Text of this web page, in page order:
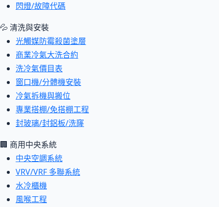
閃燈/故障代碼
💦 清洗與安裝
光觸媒防霉殺菌塗層
商業冷氣大洗合約
洗冷氣價目表
窗口機/分體機安裝
冷氣拆機與搬位
專業搭棚/免搭棚工程
封玻璃/封鋁板/洗窿
🏢 商用中央系統
中央空調系統
VRV/VRF 多聯系統
水冷櫃機
風喉工程